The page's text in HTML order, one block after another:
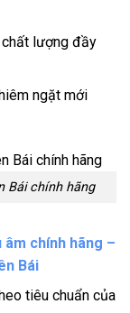
lượng đầy
ngặt mới
Bái chính hãng
chính hãng –
Bái
tiêu chuẩn của